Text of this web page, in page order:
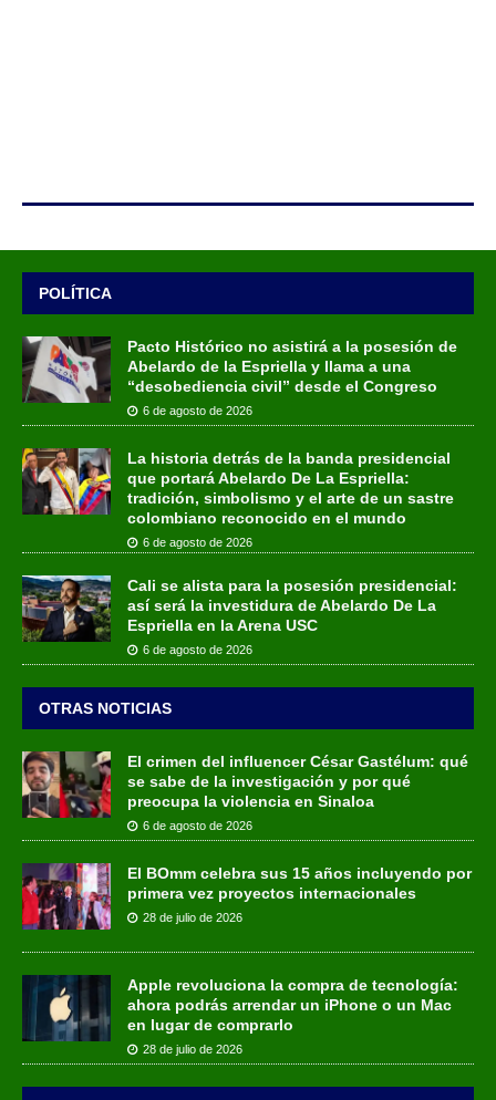
POLÍTICA
Pacto Histórico no asistirá a la posesión de
Abelardo de la Espriella y llama a una
“desobediencia civil” desde el Congreso
6 de agosto de 2026
La historia detrás de la banda presidencial
que portará Abelardo De La Espriella:
tradición, simbolismo y el arte de un sastre
colombiano reconocido en el mundo
6 de agosto de 2026
Cali se alista para la posesión presidencial:
así será la investidura de Abelardo De La
Espriella en la Arena USC
6 de agosto de 2026
OTRAS NOTICIAS
El crimen del influencer César Gastélum: qué
se sabe de la investigación y por qué
preocupa la violencia en Sinaloa
6 de agosto de 2026
El BOmm celebra sus 15 años incluyendo por
primera vez proyectos internacionales
28 de julio de 2026
Apple revoluciona la compra de tecnología:
ahora podrás arrendar un iPhone o un Mac
en lugar de comprarlo
28 de julio de 2026